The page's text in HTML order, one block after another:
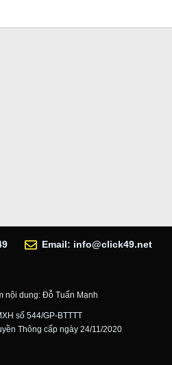
Email: info@click49.net
nội dung: Đỗ Tuấn Mạnh
số 544/GP-BTTTT
Thông cấp ngày 24/11/2020